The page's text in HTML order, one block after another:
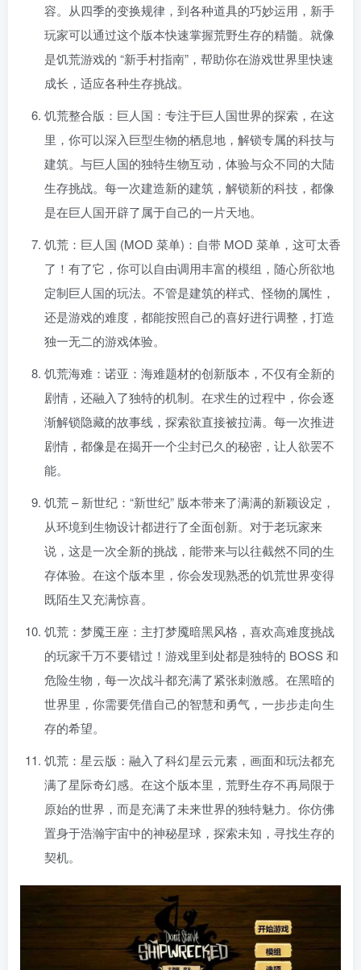
容。从四季的变换规律，到各种道具的巧妙运用，新手
玩家可以通过这个版本快速掌握荒野生存的精髓。就像
是饥荒游戏的 “新手村指南”，帮助你在游戏世界里快速
成长，适应各种生存挑战。
饥荒整合版：巨人国：专注于巨人国世界的探索，在这
里，你可以深入巨型生物的栖息地，解锁专属的科技与
建筑。与巨人国的独特生物互动，体验与众不同的大陆
生存挑战。每一次建造新的建筑，解锁新的科技，都像
是在巨人国开辟了属于自己的一片天地。
饥荒：巨人国 (MOD 菜单)：自带 MOD 菜单，这可太香
了！有了它，你可以自由调用丰富的模组，随心所欲地
定制巨人国的玩法。不管是建筑的样式、怪物的属性，
还是游戏的难度，都能按照自己的喜好进行调整，打造
独一无二的游戏体验。
饥荒海难：诺亚：海难题材的创新版本，不仅有全新的
剧情，还融入了独特的机制。在求生的过程中，你会逐
渐解锁隐藏的故事线，探索欲直接被拉满。每一次推进
剧情，都像是在揭开一个尘封已久的秘密，让人欲罢不
能。
饥荒 – 新世纪：“新世纪” 版本带来了满满的新颖设定，
从环境到生物设计都进行了全面创新。对于老玩家来
说，这是一次全新的挑战，能带来与以往截然不同的生
存体验。在这个版本里，你会发现熟悉的饥荒世界变得
既陌生又充满惊喜。
饥荒：梦魇王座：主打梦魇暗黑风格，喜欢高难度挑战
的玩家千万不要错过！游戏里到处都是独特的 BOSS 和
危险生物，每一次战斗都充满了紧张刺激感。在黑暗的
世界里，你需要凭借自己的智慧和勇气，一步步走向生
存的希望。
饥荒：星云版：融入了科幻星云元素，画面和玩法都充
满了星际奇幻感。在这个版本里，荒野生存不再局限于
原始的世界，而是充满了未来世界的独特魅力。你仿佛
置身于浩瀚宇宙中的神秘星球，探索未知，寻找生存的
契机。